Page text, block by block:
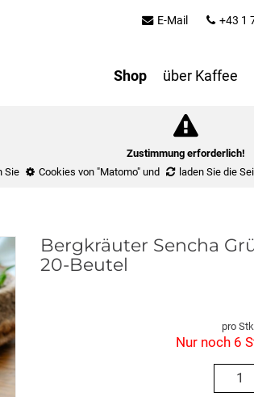
Zustimmung erforderlich!
Sie
Cookies von "Matomo" und laden Sie die
E-Mail +43 1
Shop über Kaffee
Bergkräuter Sencha
20-Beutel
pro
Nur noch 6